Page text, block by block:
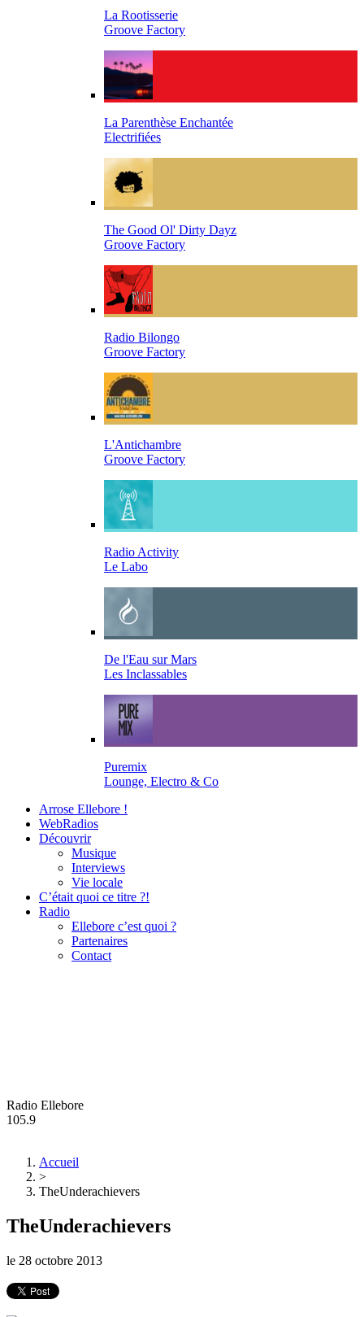
La Rootisserie
Groove Factory
La Parenthèse Enchantée
Electrifiées
The Good Ol' Dirty Dayz
Groove Factory
Radio Bilongo
Groove Factory
L'Antichambre
Groove Factory
Radio Activity
Le Labo
De l'Eau sur Mars
Les Inclassables
Puremix
Lounge, Electro & Co
Arrose Ellebore !
WebRadios
Découvrir
Musique
Interviews
Vie locale
C’était quoi ce titre ?!
Radio
Ellebore c’est quoi ?
Partenaires
Contact
Radio Ellebore
105.9
Accueil
>
TheUnderachievers
TheUnderachievers
le 28 octobre 2013